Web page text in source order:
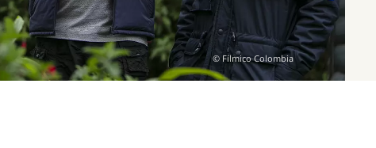
© Fílmico Colombia